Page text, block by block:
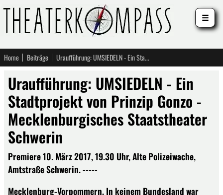
Home Beiträge Uraufführung: UMSIEDELN - Ein Stadtprojekt von Prinzip Gonzo - Mecklenburgisches Staatstheater Schwerin
Uraufführung: UMSIEDELN - Ein
Stadtprojekt von Prinzip Gonzo -
Mecklenburgisches Staatstheater
Schwerin
Premiere 10. März 2017, 19.30 Uhr, Alte Polizeiwache,
Amtstraße Schwerin. -----
Mecklenburg-Vorpommern. In keinem Bundesland war
☰